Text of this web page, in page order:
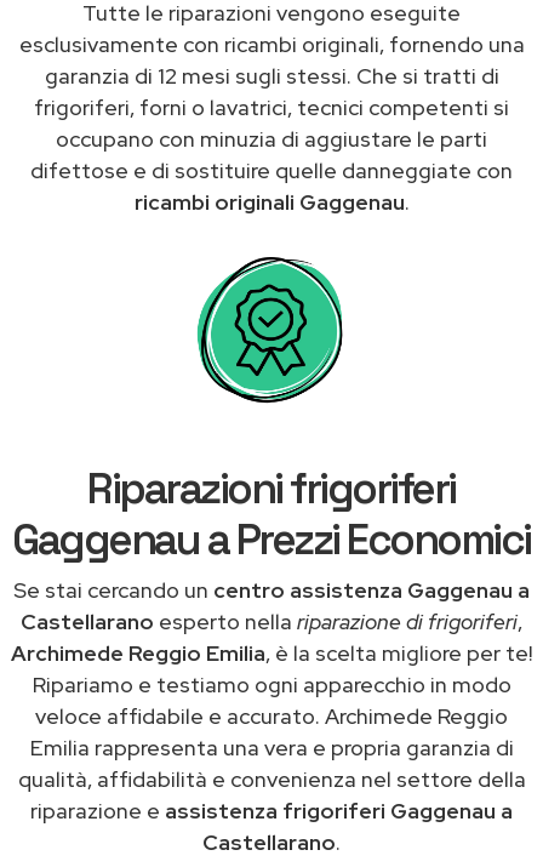
Tutte le riparazioni vengono eseguite
esclusivamente con ricambi originali, fornendo una
garanzia di 12 mesi sugli stessi. Che si tratti di
frigoriferi, forni o lavatrici, tecnici competenti si
occupano con minuzia di aggiustare le parti
difettose e di sostituire quelle danneggiate con
ricambi originali Gaggenau.
Riparazioni frigoriferi
Gaggenau a Prezzi Economici
Se stai cercando un centro assistenza Gaggenau a
Castellarano esperto nella riparazione di frigoriferi,
Archimede Reggio Emilia, è la scelta migliore per te!
Ripariamo e testiamo ogni apparecchio in modo
veloce affidabile e accurato. Archimede Reggio
Emilia rappresenta una vera e propria garanzia di
qualità, affidabilità e convenienza nel settore della
riparazione e assistenza frigoriferi Gaggenau a
Castellarano.